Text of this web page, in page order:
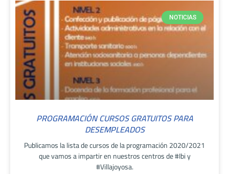
NOTICIAS
PROGRAMACIÓN CURSOS GRATUITOS PARA
DESEMPLEADOS
Publicamos la lista de cursos de la programación 2020/2021
que vamos a impartir en nuestros centros de #Ibi y
#Villajoyosa.